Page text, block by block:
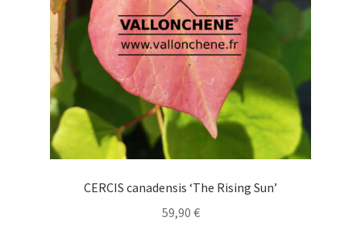
CERCIS canadensis ‘The Rising Sun’
59,90 €